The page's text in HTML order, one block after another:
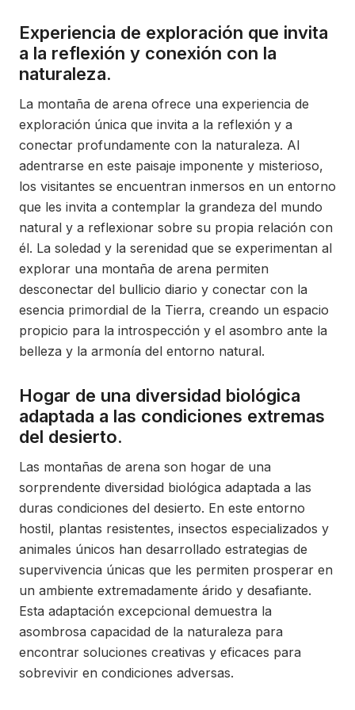
Experiencia de exploración que invita
a la reflexión y conexión con la
naturaleza.
La montaña de arena ofrece una experiencia de
exploración única que invita a la reflexión y a
conectar profundamente con la naturaleza. Al
adentrarse en este paisaje imponente y misterioso,
los visitantes se encuentran inmersos en un entorno
que les invita a contemplar la grandeza del mundo
natural y a reflexionar sobre su propia relación con
él. La soledad y la serenidad que se experimentan al
explorar una montaña de arena permiten
desconectar del bullicio diario y conectar con la
esencia primordial de la Tierra, creando un espacio
propicio para la introspección y el asombro ante la
belleza y la armonía del entorno natural.
Hogar de una diversidad biológica
adaptada a las condiciones extremas
del desierto.
Las montañas de arena son hogar de una
sorprendente diversidad biológica adaptada a las
duras condiciones del desierto. En este entorno
hostil, plantas resistentes, insectos especializados y
animales únicos han desarrollado estrategias de
supervivencia únicas que les permiten prosperar en
un ambiente extremadamente árido y desafiante.
Esta adaptación excepcional demuestra la
asombrosa capacidad de la naturaleza para
encontrar soluciones creativas y eficaces para
sobrevivir en condiciones adversas.